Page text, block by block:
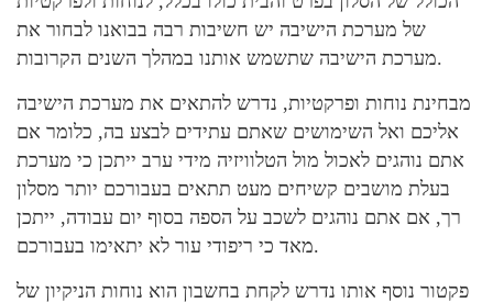
של מערכת הישיבה יש חשיבות רבה בבואנו לבחור את
מערכת הישיבה שתשמש אותנו במהלך השנים הקרובות.
מבחינת נוחות ופרקטיות, נדרש להתאים את מערכת הישיבה
אליכם ואל השימושים שאתם עתידים לבצע בה, כלומר אם
אתם נוהגים לאכול מול הטלוויזיה מידי ערב ייתכן כי מערכת
בעלת מושבים קשיחים מעט תתאים בעבורכם יותר מסלון
רך, אם אתם נוהגים לשכב על הספה בסוף יום עבודה, ייתכן
מאד כי ריפודי עור לא יתאימו בעבורכם.
פקטור נוסף אותו נדרש לקחת בחשבון הוא נוחות הניקיון של